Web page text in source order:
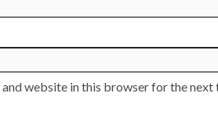
and website in this browser for the